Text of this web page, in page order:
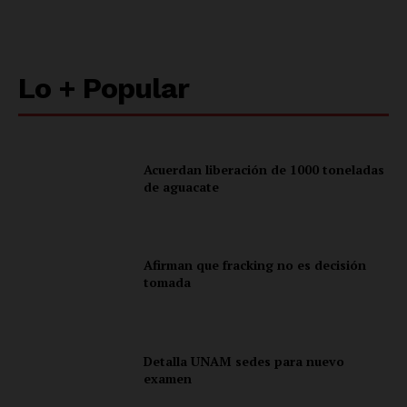
Lo + Popular
Acuerdan liberación de 1000 toneladas
de aguacate
Afirman que fracking no es decisión
tomada
Detalla UNAM sedes para nuevo
examen